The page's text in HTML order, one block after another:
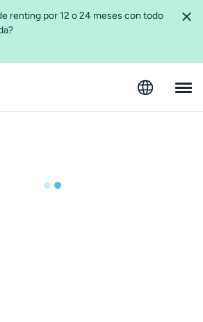
renting por 12 o 24 meses con todo